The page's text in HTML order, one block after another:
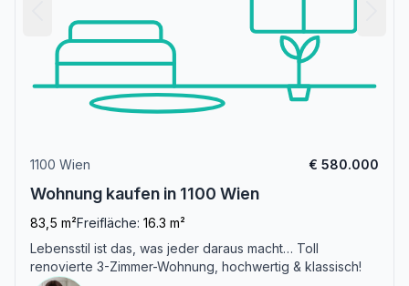
1100 Wien € 580.000
Wohnung kaufen in 1100 Wien
83,5 m²Freifläche: 16.3 m²
Lebensstil ist das, was jeder daraus macht… Toll
renovierte 3-Zimmer-Wohnung, hochwertig & klassisch!